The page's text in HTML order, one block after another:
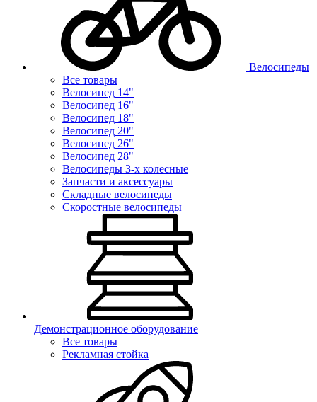
Велосипеды
Все товары
Велосипед 14"
Велосипед 16"
Велосипед 18"
Велосипед 20"
Велосипед 26"
Велосипед 28"
Велосипеды 3-х колесные
Запчасти и аксессуары
Складные велосипеды
Скоростные велосипеды
Демонстрационное оборудование
Все товары
Рекламная стойка